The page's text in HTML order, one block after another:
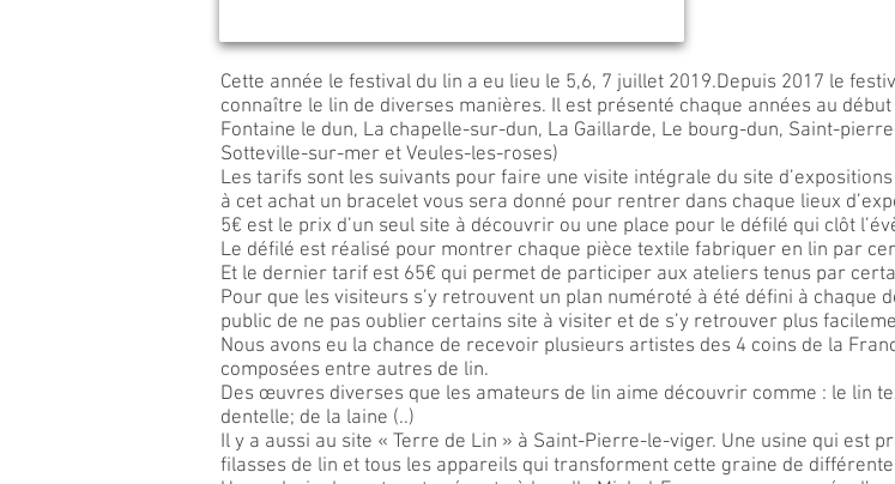
Cette année le festival du lin a eu lieu le 5,6, 7 juillet 2019.Depuis 2017 le
connaître le lin de diverses manières. Il est présenté chaque années au
Fontaine le dun, La chapelle-sur-dun, La Gaillarde, Le bourg-dun, Saint-
Sotteville-sur-mer et Veules-les-roses)
Les tarifs sont les suivants pour faire une visite intégrale du site
à cet achat un bracelet vous sera donné pour rentrer dans chaque lieux
5€ est le prix d’un seul site à découvrir ou une place pour le défilé qui clôt
Le défilé est réalisé pour montrer chaque pièce textile fabriquer en lin par
Et le dernier tarif est 65€ qui permet de participer aux ateliers tenus par
Pour que les visiteurs s’y retrouvent un plan numéroté à été défini à chaque
public de ne pas oublier certains site à visiter et de s’y retrouver plus
Nous avons eu la chance de recevoir plusieurs artistes des 4 coins de la
composées entre autres de lin.
Des œuvres diverses que les amateurs de lin aime découvrir comme : le lin
dentelle; de la laine (..)
Il y a aussi au site « Terre de Lin » à Saint-Pierre-le-viger. Une usine qui est
filasses de lin et tous les appareils qui transforment cette graine de